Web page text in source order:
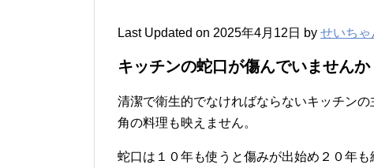
Last Updated on 2025年4月12日 by せいちゃ
キッチンの蛇口が傷んでいませんか
清潔で衛生的でなければならないキッチン
角の料理も映えません。
蛇口は１０年も使うと傷みが出始め２０年も